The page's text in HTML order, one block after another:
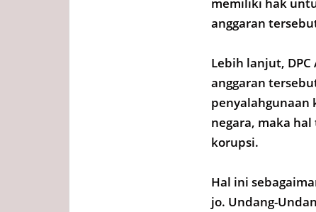
anggaran
Lebih lanjut,
anggaran
penyalahgunaan
negara, maka
korupsi.
Hal ini
jo. Undang-